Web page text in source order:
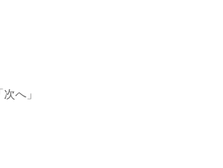
へ」